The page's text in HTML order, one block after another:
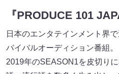
『PRODUCE 101
日本のエンタテインメント界
バイバルオーディション番組。
2019年のSEASON1を皮切り